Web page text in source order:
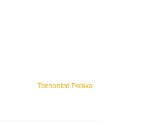
Teehonled Polska